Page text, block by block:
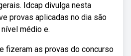
Idcap divulga nesta
provas aplicadas no dia são
médio e.
fizeram as provas do concurso